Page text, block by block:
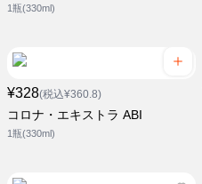
1瓶(330ml)
¥328(税込¥360.8)
コロナ・エキストラ ABI
1瓶(330ml)